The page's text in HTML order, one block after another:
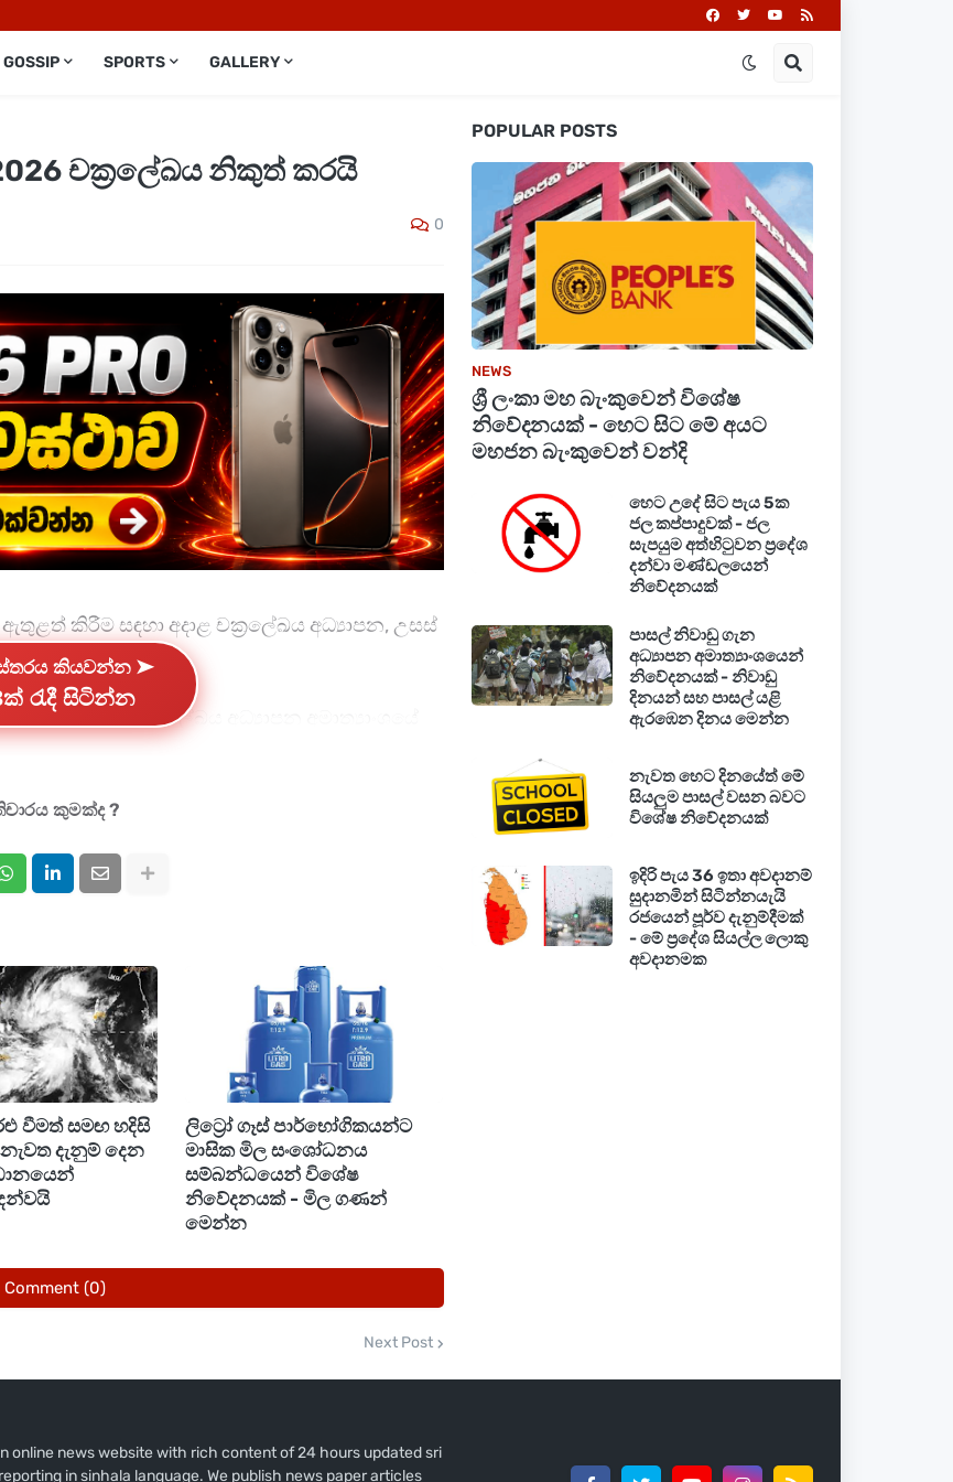
GOSSIP SPORTS GALLERY
චක්‍රලේඛය නිකුත් කරයි
0
කිරීම සඳහා අදාළ චක්‍රලේඛය අධ්‍යාපන, උසස්
නිකුත් කර ඇත .
25/2026 චක්‍රලේඛය අධ්‍යාපන අමාත්‍යාංශයේ
ලබාගත හැකි බව එම අමාත්‍යාංශය සඳහන්
කියවන්න ➤
රැදී සිටින්න
කුමක්ද ?
වීමත් සමඟ හදිසි
දැනුම් දෙන
ලිට්‍රෝ ගෑස් පාර්භෝගිකයන්ට
මාසික මිල සංශෝධනය
සම්බන්ධයෙන් විශේෂ
නිවේදනයක් - මිල ගණන්
මෙන්න
Comment (0)
Next Post
POPULAR POSTS
NEWS
ශ්‍රී ලංකා මහ බැංකුවෙන් විශේෂ
නිවේදනයක් - හෙට සිට මේ අයට
මහජන බැංකුවෙන් වන්දි
හෙට උදේ සිට පැය 5ක
ජල කප්පාදුවක් - ජල
සැපයුම අත්හිටුවන ප්‍රදේශ
දන්වා මණ්ඩලයෙන්
නිවේදනයක්
පාසල් නිවාඩු ගැන
අධ්‍යාපන අමාත්‍යාංශයෙන්
නිවේදනයක් - නිවාඩු
දිනයන් සහ පාසල් යළි
ඇරඹෙන දිනය මෙන්න
නැවත හෙට දිනයේත් මේ
සියලුම පාසල් වසන බවට
විශේෂ නිවේදනයක්
ඉදිරි පැය 36 ඉතා අවදානම්
සුදානමින් සිටින්නයැයි
රජයෙන් පූර්ව දැනුම්දීමක්
- මේ ප්‍රදේශ සියල්ල ලොකු
අවදානමක
online news website with rich content of 24 hours updated sri
in sinhala language. We publish news paper articles